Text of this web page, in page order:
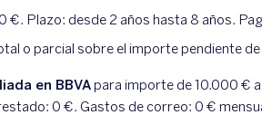
Plazo: desde 2 años hasta 8 años.
o parcial sobre el importe pendiente
en BBVApara importe de 10.000 €
0 €. Gastos de correo: 0 €